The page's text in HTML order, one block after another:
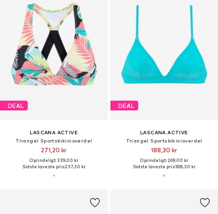
DEAL
LASCANA ACTIVE
Triangel Sportsbikinioverdel
271,20 kr
Oprindeligt: 339,00 kr
Sidste laveste pris:237,30 kr
DEAL
LASCANA ACTIVE
Triangel Sportsbikinioverdel
188,30 kr
Oprindeligt: 269,00 kr
Sidste laveste pris:188,30 kr